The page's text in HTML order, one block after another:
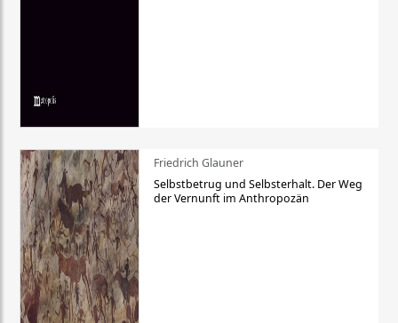
Friedrich Glauner
Selbstbetrug und Selbsterhalt. Der Weg
der Vernunft im Anthropozän